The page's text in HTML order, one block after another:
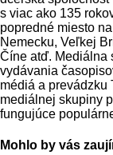
s viac ako 135
popredné miesto
Nemecku, Veľkej
Číne atď. Mediálna
vydávania
médiá a prevádzku
mediálnej skupiny
fungujúce
Mohlo by vás